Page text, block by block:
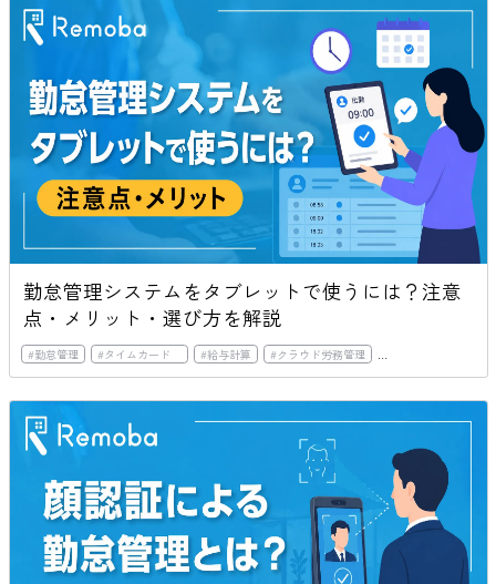
勤怠管理システムをタブレットで使うには？注意
点・メリット・選び方を解説
#勤怠管理 #タイムカード #給与計算 #クラウド労務管理 #